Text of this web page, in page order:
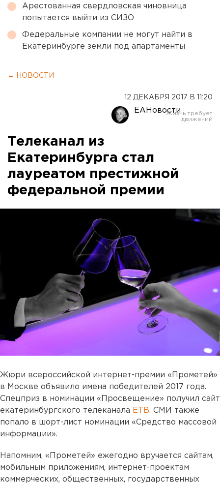
Арестованная свердловская чиновница
попытается выйти из СИЗО
Федеральные компании не могут найти в
Екатеринбурге земли под апартаменты
← НОВОСТИ
12 ДЕКАБРЯ 2017 В 11:20
ЕАНовости
Телеканал из
Екатеринбурга стал
лауреатом престижной
федеральной премии
Жюри всероссийской интернет-премии «Прометей»
в Москве объявило имена победителей 2017 года.
Спецприз в номинации «Просвещение» получил сайт
екатеринбургского телеканала ЕТВ. СМИ также
попало в шорт-лист номинации «Средство массовой
информации».
Напомним, «Прометей» ежегодно вручается сайтам,
мобильным приложениям, интернет-проектам
коммерческих, общественных, государственных